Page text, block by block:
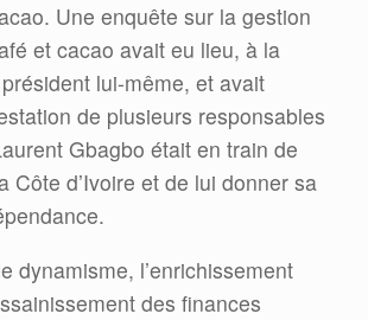
Une enquête sur la gestion
et cacao avait eu lieu, à la
lui-même, et avait
de plusieurs responsables
Gbagbo était en train de
Côte d’Ivoire et de lui donner sa
dynamisme, l’enrichissement
des finances